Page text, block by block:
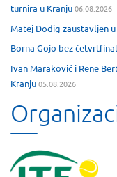
turnira u Kranju06.08.2026
Matej Dodig zaustavljen
Borna Gojo bez
Ivan Maraković i Rene
Kranju05.08.2026